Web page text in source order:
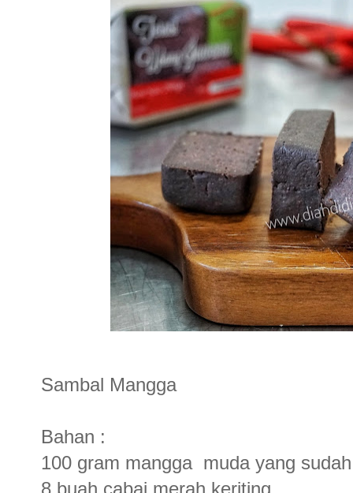
Sambal Mangga
Bahan :
100 gram mangga muda yang
8 buah cabai merah keriting